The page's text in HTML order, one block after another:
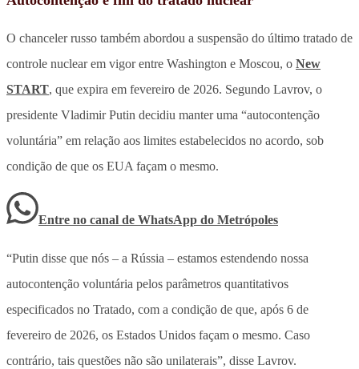
O chanceler russo também abordou a suspensão do último tratado de
controle nuclear em vigor entre Washington e Moscou, o New
START, que expira em fevereiro de 2026. Segundo Lavrov, o
presidente Vladimir Putin decidiu manter uma “autocontenção
voluntária” em relação aos limites estabelecidos no acordo, sob
condição de que os EUA façam o mesmo.
Entre no canal de WhatsApp do Metrópoles
“Putin disse que nós – a Rússia – estamos estendendo nossa
autocontenção voluntária pelos parâmetros quantitativos
especificados no Tratado, com a condição de que, após 6 de
fevereiro de 2026, os Estados Unidos façam o mesmo. Caso
contrário, tais questões não são unilaterais”, disse Lavrov.